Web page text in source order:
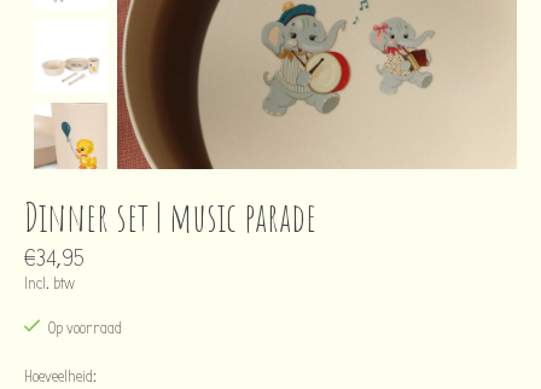
Dinner set | music parade
€34,95
Incl. btw
Op voorraad
Hoeveelheid: